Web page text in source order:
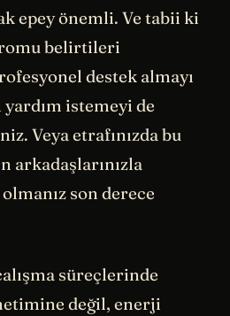
epey önemli. Ve tabii ki
belirtileri
destek almayı
istemeyi de
Veya etrafınızda bu
son derece
süreçlerinde
değil, enerji